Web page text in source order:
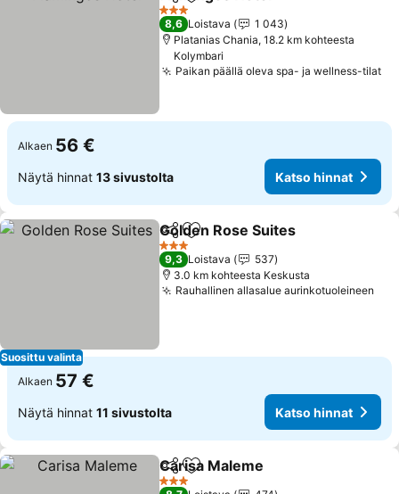
Lisää suosikkeihin
3 Tähtiluokitus
8,6 Loistava
1 043
Platanias Chania, 18.2 km kohteesta
Kolymbari
Paikan päällä oleva spa- ja wellness-tilat
Alkaen 56 €
Näytä hinnat 13 sivustolta Katso hinnat
Suosittu valinta
Jaa Lisää suosikkeihin
Golden Rose Suites
3 Tähtiluokitus
9,3 Loistava
537
3.0 km kohteesta Keskusta
Rauhallinen allasalue aurinkotuoleineen
Alkaen 57 €
Näytä hinnat 11 sivustolta Katso hinnat
Jaa Lisää suosikkeihin
Carisa Maleme
3 Tähtiluokitus